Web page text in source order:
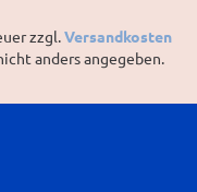
zzgl.Versandkosten
anders angegeben.